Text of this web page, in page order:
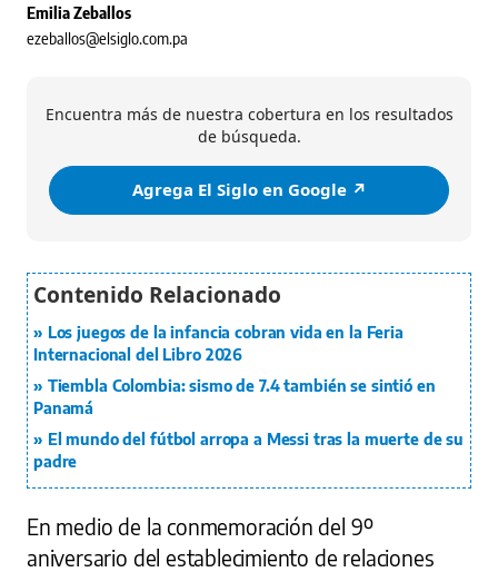
Emilia Zeballos
ezeballos@elsiglo.com.pa
Encuentra más de nuestra cobertura en los resultados
de búsqueda.
Agrega El Siglo en Google ↗️
Los juegos de la infancia cobran vida en la Feria
Internacional del Libro 2026
Tiembla Colombia: sismo de 7.4 también se sintió en
Panamá
El mundo del fútbol arropa a Messi tras la muerte de su
padre
En medio de la conmemoración del 9º
aniversario del establecimiento de relaciones